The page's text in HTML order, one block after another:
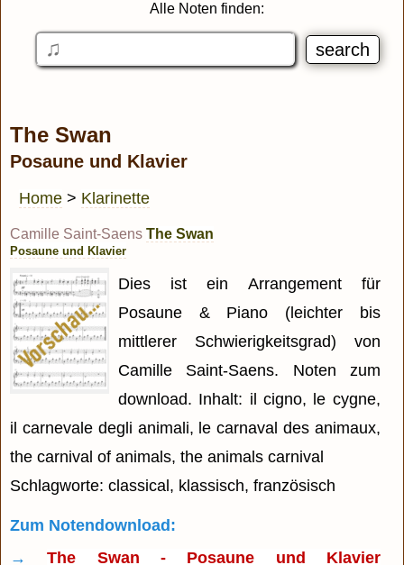
Alle Noten finden:
The Swan
Posaune und Klavier
Home > Klarinette
Camille Saint-Saens The Swan
Posaune und Klavier
Dies ist ein Arrangement für
Posaune & Piano (leichter bis
mittlerer Schwierigkeitsgrad) von
Camille Saint-Saens. Noten zum
download. Inhalt: il cigno, le cygne,
il carnevale degli animali, le carnaval des animaux,
the carnival of animals, the animals carnival
Schlagworte: classical, klassisch, französisch
Zum Notendownload:
→The Swan - Posaune und Klavier